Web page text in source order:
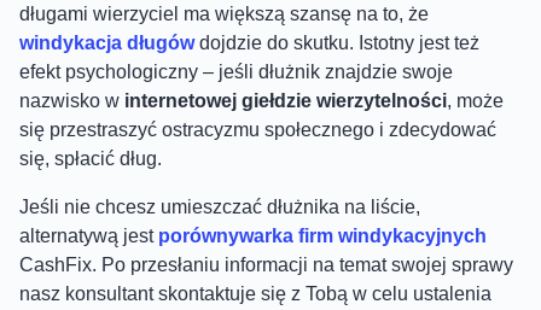
długami wierzyciel ma większą szansę na to, że
windykacja długów dojdzie do skutku. Istotny jest też
efekt psychologiczny – jeśli dłużnik znajdzie swoje
nazwisko w internetowej giełdzie wierzytelności, może
się przestraszyć ostracyzmu społecznego i zdecydować
się, spłacić dług.
Jeśli nie chcesz umieszczać dłużnika na liście,
alternatywą jest porównywarka firm windykacyjnych
CashFix. Po przesłaniu informacji na temat swojej sprawy
nasz konsultant skontaktuje się z Tobą w celu ustalenia